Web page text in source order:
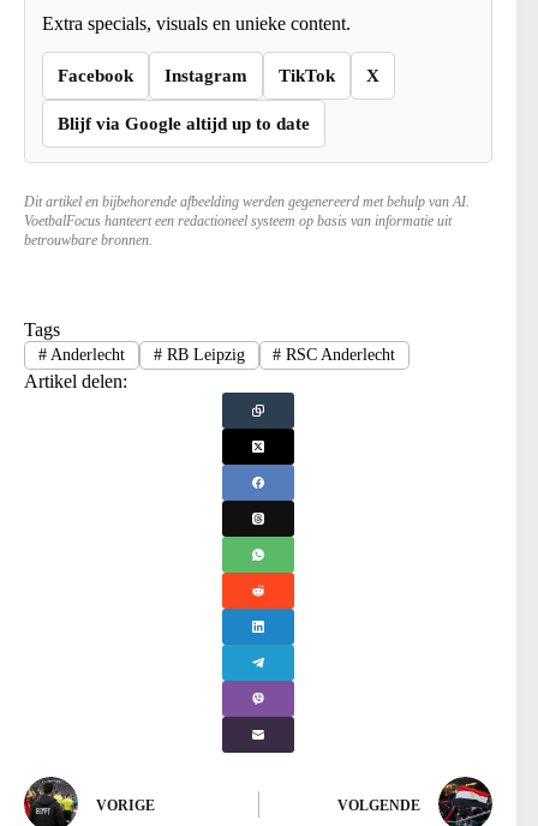
Extra specials, visuals en unieke content.
Facebook Instagram TikTok X
Blijf via Google altijd up to date
Dit artikel en bijbehorende afbeelding werden gegenereerd met behulp van AI.
VoetbalFocus hanteert een redactioneel systeem op basis van informatie uit
betrouwbare bronnen.
Tags
#Anderlecht #RB Leipzig # RSC Anderlecht
Artikel delen:
VORIGE VOLGENDE